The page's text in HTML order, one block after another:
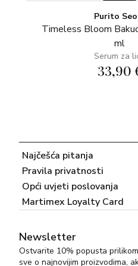
Purito
Timeless Bloom
ml
Serum za
33,90
Najčešća pitanja
Pravila privatnosti
Opći uvjeti poslovanja
Martimex Loyalty Card
Newsletter
Ostvarite 10% popusta
sve o najnovijim proizvodima,